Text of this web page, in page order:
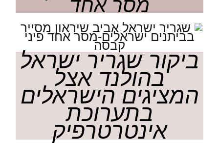
מסר אחד
ביקור שגריר ישראל
בהולנד אצל
המציגים הישראלים
בתערוכת
אינטרטרפיק